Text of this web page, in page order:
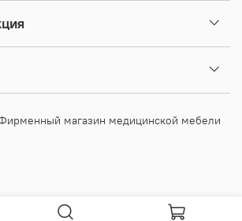
магазин медицинской мебели